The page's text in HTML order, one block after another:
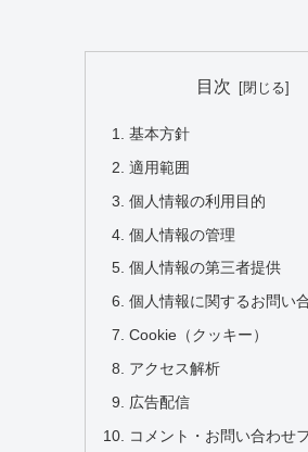
目次
基本方針
適用範囲
個人情報の利用目的
個人情報の管理
個人情報の第三者提供
個人情報に関するお問い
Cookie（クッキー）
アクセス解析
広告配信
コメント・お問い合わせ